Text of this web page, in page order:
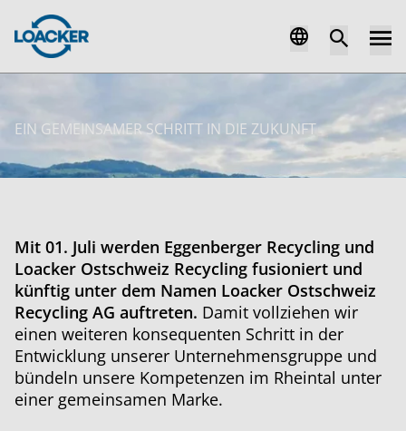
EIN GEMEINSAMER SCHRITT IN DIE ZUKUNFT
Mit 01. Juli werden Eggenberger Recycling und
Loacker Ostschweiz Recycling fusioniert und
künftig unter dem Namen Loacker Ostschweiz
Recycling AG auftreten. Damit vollziehen wir
einen weiteren konsequenten Schritt in der
Entwicklung unserer Unternehmensgruppe und
bündeln unsere Kompetenzen im Rheintal unter
einer gemeinsamen Marke.